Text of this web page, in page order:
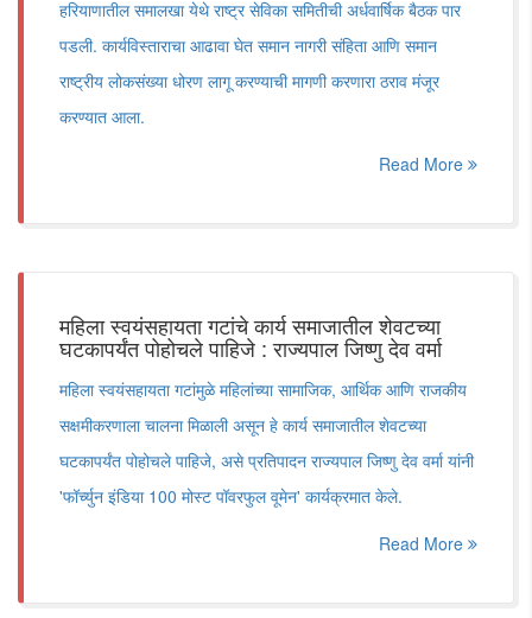
हरियाणातील समालखा येथे राष्ट्र सेविका समितीची अर्धवार्षिक बैठक पार
पडली. कार्यविस्ताराचा आढावा घेत समान नागरी संहिता आणि समान
राष्ट्रीय लोकसंख्या धोरण लागू करण्याची मागणी करणारा ठराव मंजूर
करण्यात आला.
Read More
महिला स्वयंसहायता गटांचे कार्य समाजातील शेवटच्या
घटकापर्यंत पोहोचले पाहिजे : राज्यपाल जिष्णु देव वर्मा
महिला स्वयंसहायता गटांमुळे महिलांच्या सामाजिक, आर्थिक आणि राजकीय
सक्षमीकरणाला चालना मिळाली असून हे कार्य समाजातील शेवटच्या
घटकापर्यंत पोहोचले पाहिजे, असे प्रतिपादन राज्यपाल जिष्णु देव वर्मा यांनी
'फॉर्च्युन इंडिया 100 मोस्ट पॉवरफुल वूमेन' कार्यक्रमात केले.
Read More